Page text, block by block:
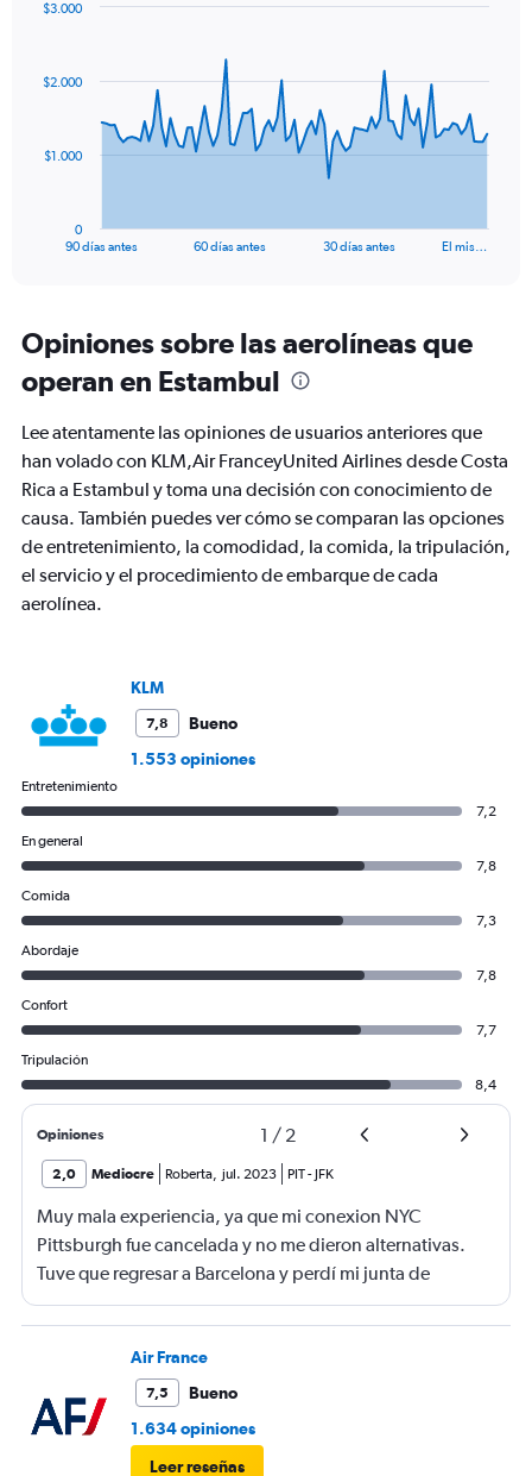
values.
to
data
The
Range:
91
categories.
The
chart
1
Y
axis
displaying
Range:
0
90 días antes 60 días antes 30 días antes El mis…
0
$1.000
$2.000
$3.000
Opiniones sobre las aerolíneas que
operan en Estambul
Lee atentamente las opiniones de usuarios anteriores que
han volado con KLM,Air FranceyUnited Airlines desde Costa
Rica a Estambul y toma una decisión con conocimiento de
causa. También puedes ver cómo se comparan las opciones
de entretenimiento, la comodidad, la comida, la tripulación,
el servicio y el procedimiento de embarque de cada
aerolínea.
KLM
7,8
Bueno
1.553 opiniones
Entretenimiento
7,2
En general
7,8
Comida
7,3
Abordaje
7,8
Confort
7,7
Tripulación
8,4
Opiniones 1 / 2
2,0 Mediocre Roberta, jul. 2023 PIT- JFK
Muy mala experiencia, ya que mi conexion NYC
Pittsburgh fue cancelada y no me dieron alternativas.
Tuve que regresar a Barcelona y perdí mi junta de
trabajo. Fatal Delta.
Air France
7,5
Bueno
1.634 opiniones
Leer reseñas